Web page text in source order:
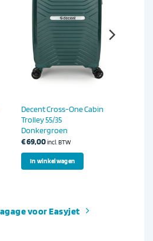
Decent Cross-One Cabin
Trolley 55/35
Donkergroen
€69,00incl. BTW
In winkelwagen
voor Easyjet